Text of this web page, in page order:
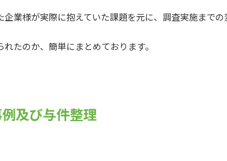
業様が実際に抱えていた課題を元に、調査実施まで
たのか、簡単にまとめております。
及び与件整理